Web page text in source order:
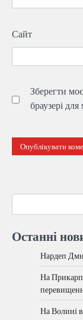
Сайт
Зберегти
браузері
Останні
Нардеп
На
На Волині